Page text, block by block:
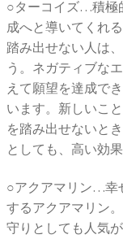
○ターコイズ…積極
成へと導いてくれ
踏み出せない人は
う。ネガティブな
えて願望を達成で
います。新しいこ
を踏み出せないと
としても、高い効
○アクアマリン…幸
するアクアマリン
守りとしても人気